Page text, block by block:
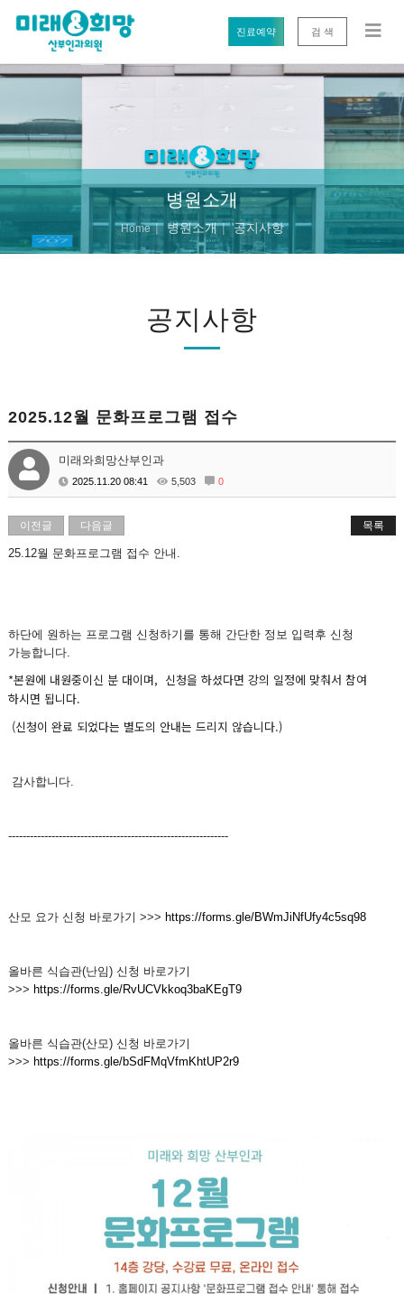
진료예약 검 색
병원소개
Home 병원소개 공지사항
공지사항
2025.12월 문화프로그램 접수
미래와희망산부인과
2025.11.20 08:41 5,503 0
이전글 다음글 목록
25.12월 문화프로그램 접수 안내.
하단에 원하는 프로그램 신청하기를 통해 간단한 정보 입력후 신청
가능합니다.
*본원에 내원중이신 분 대이며, 신청을 하셨다면 강의 일정에 맞춰서 참여
하시면 됩니다.
(신청이 완료 되었다는 별도의 안내는 드리지 않습니다.)
감사합니다.
-------------------------------------------------------------
산모 요가 신청 바로가기 >>> https://forms.gle/BWmJiNfUfy4c5sq98
올바른 식습관(난임) 신청 바로가기
>>> https://forms.gle/RvUCVkkoq3baKEgT9
올바른 식습관(산모) 신청 바로가기
>>> https://forms.gle/bSdFMqVfmKhtUP2r9